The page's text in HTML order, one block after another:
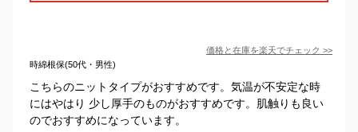
価格と在庫を楽天でチェック >>
時綿根保(50代・男性)
こちらのニットタイプがおすすめです。気温が不安定な時
にはやはり 少し厚手のものがおすすめです。肌触りも良い
のでおすすめになっています。